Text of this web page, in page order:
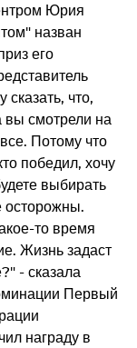
Юрия
назван
его
что,
вы смотрели на
Потому что
победил, хочу
выбирать
осторожны.
то время
Жизнь задаст
- сказала
Первый
награду в